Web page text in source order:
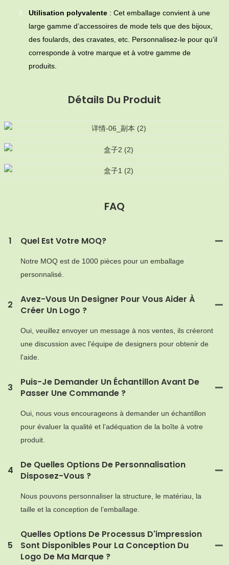
Utilisation polyvalente : Cet emballage convient à une
large gamme d’accessoires de mode tels que des bijoux,
des foulards, des cravates, etc. Personnalisez-le pour qu'il
corresponde à votre marque et à votre gamme de
produits.
Détails Du Produit
FAQ
1 Quel Est Votre MOQ?
Notre MOQ est de 1000 pièces pour un emballage
personnalisé.
2
Avez-Vous Un Designer Pour Vous Aider À
Créer Un Logo ?
Oui, veuillez envoyer un message à nos ventes, ils créeront
une discussion avec l'équipe de designers pour obtenir de
l'aide.
3
Puis-Je Demander Un Échantillon Avant De
Passer Une Commande ?
Oui, nous vous encourageons à demander un échantillon
pour évaluer la qualité et l’adéquation de la boîte à votre
produit.
4
De Quelles Options De Personnalisation
Disposez-Vous ?
Nous pouvons personnaliser la structure, le matériau, la
taille et la conception de l’emballage.
5
Quelles Options De Processus D'impression
Sont Disponibles Pour La Conception Du
Logo De Ma Marque ?